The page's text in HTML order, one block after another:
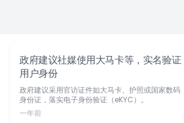
政府建议社媒使用大马卡等，实名验证
用户身份
政府建议采用官访证件如大马卡、护照或国家数码
身份证，落实电子身份验证（eKYC）。
一年前